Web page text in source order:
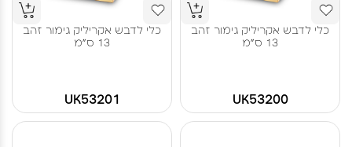
כלי לדבש אקריליק גימור זהב
13 ס"מ
UK53200
כלי לדבש אקריליק גימור זהב
13 ס"מ
UK53201